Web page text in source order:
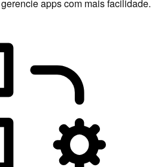
apps com mais facilidade.